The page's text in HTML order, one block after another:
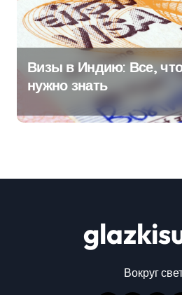
Визы в Индию: Все,
нужно знать
Вокруг